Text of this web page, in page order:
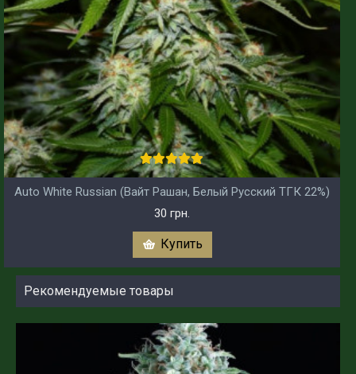
Auto White Russian (Вайт Рашан, Белый Русский ТГК 22%)
30 грн.
Купить
Рекомендуемые товары